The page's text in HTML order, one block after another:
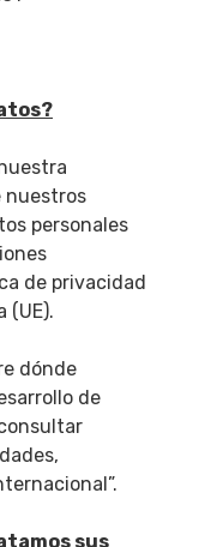
nuestros
personales
de privacidad
(UE).
dónde
de
sus